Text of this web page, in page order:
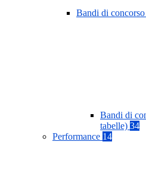
Bandi di concorso
Bandi di
tabelle) 34
Performance 14